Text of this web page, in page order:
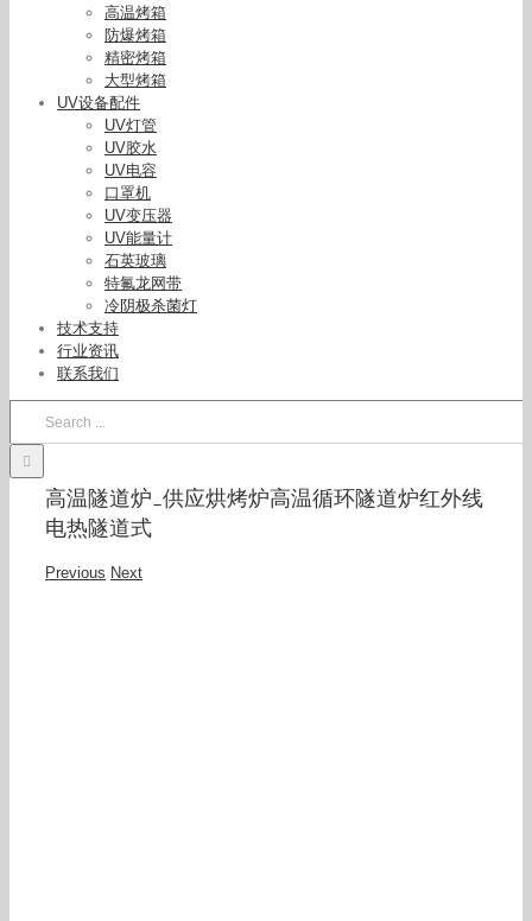
高温烤箱
防爆烤箱
精密烤箱
大型烤箱
UV设备配件
UV灯管
UV胶水
UV电容
口罩机
UV变压器
UV能量计
石英玻璃
特氟龙网带
冷阴极杀菌灯
技术支持
行业资讯
联系我们
高温隧道炉_供应烘烤炉高温循环隧道炉红外线
电热隧道式
Previous Next